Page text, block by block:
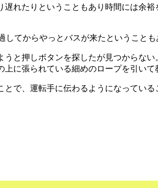
れたりということもあり時間には余
てからやっとバスが来たということも
と押しボタンを探したが見つからない
に張られている細めのロープを引いて
で、運転手に伝わるようになっている